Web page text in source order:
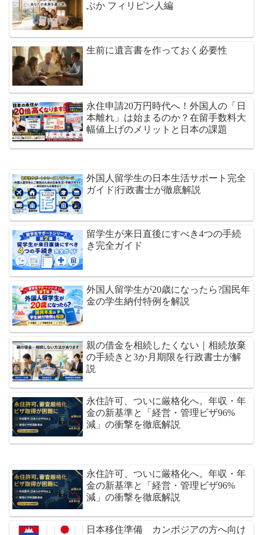
ぶか フィリピン人編
生前に遺言書を作っておく必要性
永住申請20万円時代へ！外国人の「日
本離れ」は始まるのか？在留手数料大
幅値上げのメリットと日本の課題
外国人留学生の日本生活サポート完全
ガイド|行政書士が徹底解説
留学生が来日直後にすべき4つの手続
き完全ガイド
外国人留学生が20歳になったら?国民年
金の学生納付特例を解説
親の借金を相続したくない｜相続放棄
の手続きと3か月期限を行政書士が解
説
永住許可、ついに厳格化へ。年収・年
金の新基準と「経営・管理ビザ96%
減」の衝撃を徹底解説
永住許可、ついに厳格化へ。年収・年
金の新基準と「経営・管理ビザ96%
減」の衝撃を徹底解説
日本移住準備 カンボジアの方へ向け